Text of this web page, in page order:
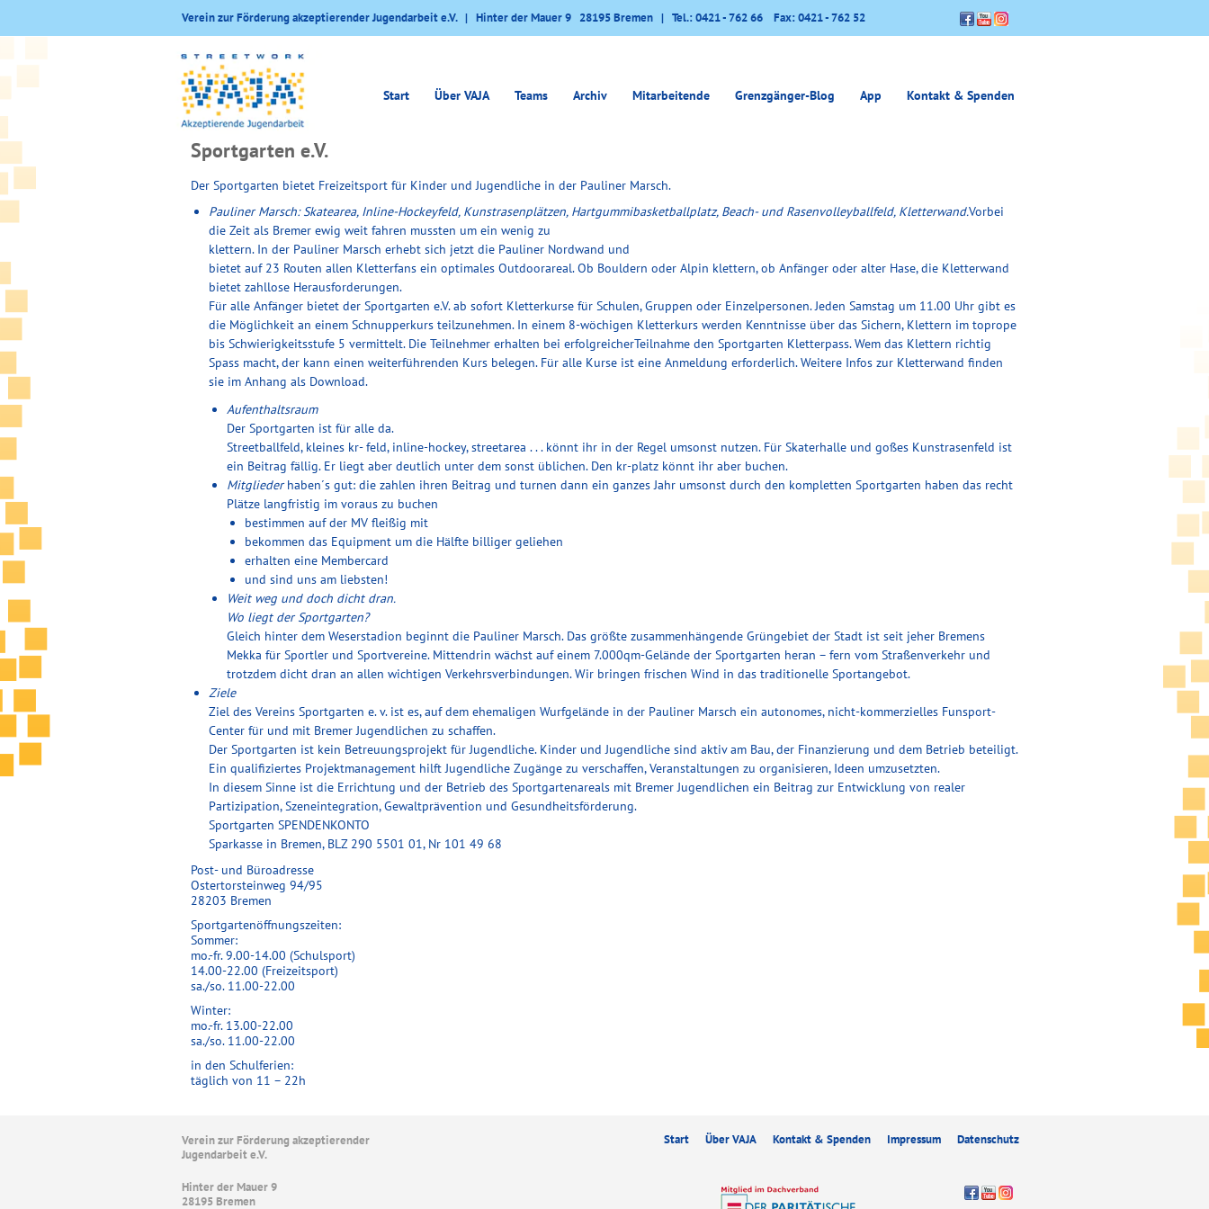
Verein zur Förderung akzeptierender Jugendarbeit e.V. | Hinter der Mauer 9 28195 Bremen | Tel.: 0421 - 762 66 Fax: 0421 - 762 52
Start Über VAJA Teams Archiv Mitarbeitende Grenzgänger-Blog App Kontakt & Spenden
Sportgarten e.V.
Der Sportgarten bietet Freizeitsport für Kinder und Jugendliche in der Pauliner Marsch.
Pauliner Marsch: Skatearea, Inline-Hockeyfeld, Kunstrasenplätzen, Hartgummibasketballplatz, Beach- und Rasenvolleyballfeld, Kletterwand.Vorbei
die Zeit als Bremer ewig weit fahren mussten um ein wenig zu
klettern. In der Pauliner Marsch erhebt sich jetzt die Pauliner Nordwand und
bietet auf 23 Routen allen Kletterfans ein optimales Outdoorareal. Ob Bouldern oder Alpin klettern, ob Anfänger oder alter Hase, die Kletterwand
bietet zahllose Herausforderungen.
Für alle Anfänger bietet der Sportgarten e.V. ab sofort Kletterkurse für Schulen, Gruppen oder Einzelpersonen. Jeden Samstag um 11.00 Uhr gibt es
die Möglichkeit an einem Schnupperkurs teilzunehmen. In einem 8-wöchigen Kletterkurs werden Kenntnisse über das Sichern, Klettern im toprope
bis Schwierigkeitsstufe 5 vermittelt. Die Teilnehmer erhalten bei erfolgreicherTeilnahme den Sportgarten Kletterpass. Wem das Klettern richtig
Spass macht, der kann einen weiterführenden Kurs belegen. Für alle Kurse ist eine Anmeldung erforderlich. Weitere Infos zur Kletterwand finden
sie im Anhang als Download.
Aufenthaltsraum
Der Sportgarten ist für alle da.
Streetballfeld, kleines kr- feld, inline-hockey, streetarea . . . könnt ihr in der Regel umsonst nutzen. Für Skaterhalle und goßes Kunstrasenfeld ist
ein Beitrag fällig. Er liegt aber deutlich unter dem sonst üblichen. Den kr-platz könnt ihr aber buchen.
Mitgliederhaben´s gut: die zahlen ihren Beitrag und turnen dann ein ganzes Jahr umsonst durch den kompletten Sportgarten haben das recht
Plätze langfristig im voraus zu buchen
bestimmen auf der MV fleißig mit
bekommen das Equipment um die Hälfte billiger geliehen
erhalten eine Membercard
und sind uns am liebsten!
Weit weg und doch dicht dran.
Wo liegt der Sportgarten?
Gleich hinter dem Weserstadion beginnt die Pauliner Marsch. Das größte zusammenhängende Grüngebiet der Stadt ist seit jeher Bremens
Mekka für Sportler und Sportvereine. Mittendrin wächst auf einem 7.000qm-Gelände der Sportgarten heran – fern vom Straßenverkehr und
trotzdem dicht dran an allen wichtigen Verkehrsverbindungen. Wir bringen frischen Wind in das traditionelle Sportangebot.
Ziele
Ziel des Vereins Sportgarten e. v. ist es, auf dem ehemaligen Wurfgelände in der Pauliner Marsch ein autonomes, nicht-kommerzielles Funsport-
Center für und mit Bremer Jugendlichen zu schaffen.
Der Sportgarten ist kein Betreuungsprojekt für Jugendliche. Kinder und Jugendliche sind aktiv am Bau, der Finanzierung und dem Betrieb beteiligt.
Ein qualifiziertes Projektmanagement hilft Jugendliche Zugänge zu verschaffen, Veranstaltungen zu organisieren, Ideen umzusetzten.
In diesem Sinne ist die Errichtung und der Betrieb des Sportgartenareals mit Bremer Jugendlichen ein Beitrag zur Entwicklung von realer
Partizipation, Szeneintegration, Gewaltprävention und Gesundheitsförderung.
Sportgarten SPENDENKONTO
Sparkasse in Bremen, BLZ 290 5501 01, Nr 101 49 68
Post- und Büroadresse
Ostertorsteinweg 94/95
28203 Bremen
Sportgartenöffnungszeiten:
Sommer:
mo.-fr. 9.00-14.00 (Schulsport)
14.00-22.00 (Freizeitsport)
sa./so. 11.00-22.00
Winter:
mo.-fr. 13.00-22.00
sa./so. 11.00-22.00
in den Schulferien:
täglich von 11 – 22h
Verein zur Förderung akzeptierender
Jugendarbeit e.V.
Hinter der Mauer 9
28195 Bremen
Start Über VAJA Kontakt & Spenden Impressum Datenschutz